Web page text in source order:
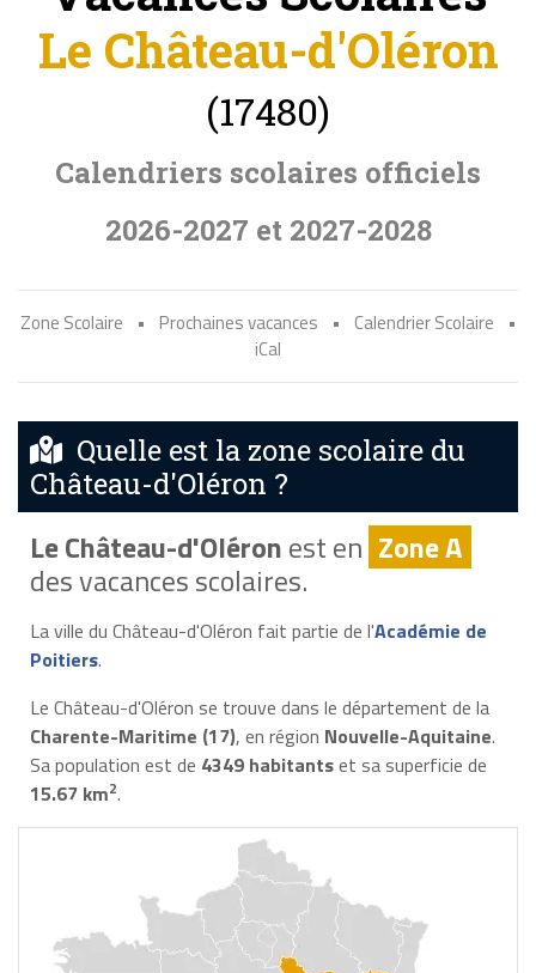
Le Château-d'Oléron
(17480)
Calendriers scolaires officiels
2026-2027 et 2027-2028
Zone Scolaire • Prochaines vacances • Calendrier Scolaire
•
iCal
Quelle est la zone scolaire du
Château-d'Oléron ?
Le Château-d'Oléronest en Zone A
des vacances scolaires.
La ville du Château-d'Oléron fait partie de l'Académie de
Poitiers.
Le Château-d'Oléron se trouve dans le département de la
Charente-Maritime (17), en région Nouvelle-Aquitaine.
Sa population est de 4349 habitantset sa superficie de
15.67 km2.